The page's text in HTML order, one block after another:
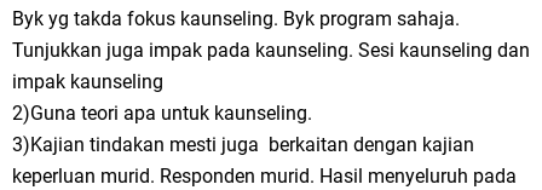
Byk yg takda fokus kaunseling. Byk program sahaja.
Tunjukkan juga impak pada kaunseling. Sesi kaunseling dan
impak kaunseling
2)Guna teori apa untuk kaunseling.
3)Kajian tindakan mesti juga berkaitan dengan kajian
keperluan murid. Responden murid. Hasil menyeluruh pada